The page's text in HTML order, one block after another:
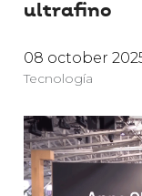
ultrafino
08 october
Tecnología